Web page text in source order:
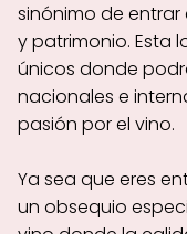
sinónimo de
y patrimonio. Esta
únicos donde
nacionales e
pasión por el vino.
Ya sea que eres
un obsequio